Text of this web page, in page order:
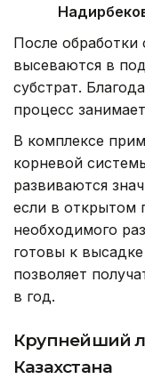
После обработки
высеваются в
субстрат.
процесс
В комплексе
корневой
развиваются
если в открытом
необходимого
готовы к
позволяет
в год.
Крупнейший
Казахстана